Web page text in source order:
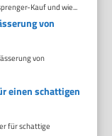
Kauf und wie...
von
von
einen schattigen
für schattige